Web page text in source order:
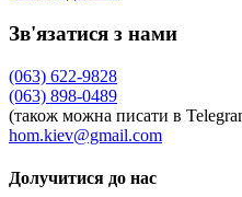
Зв'язатися з нами
(063) 622-9828
(063) 898-0489
(також можна писати в
hom.kiev@gmail.com
Долучитися до нас